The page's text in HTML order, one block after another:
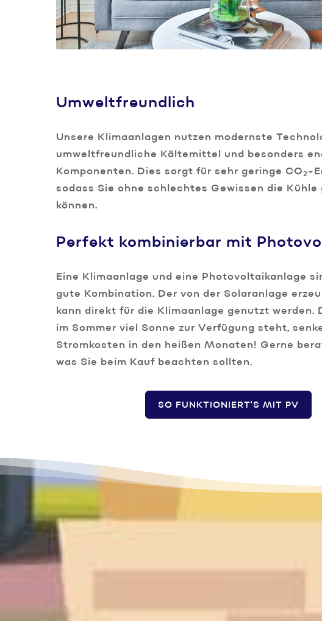
Umweltfreundlich
Unsere Klimaanlagen nutzen modernste
umweltfreundliche Kältemittel und besonders
Komponenten. Dies sorgt für sehr geringe CO2-
sodass Sie ohne schlechtes Gewissen die Kühle
können.
Perfekt kombinierbar mit
Eine Klimaanlage und eine Photovoltaikanlage
gute Kombination. Der von der Solaranlage
kann direkt für die Klimaanlage genutzt werden.
im Sommer viel Sonne zur Verfügung steht,
Stromkosten in den heißen Monaten! Gerne
was Sie beim Kauf beachten sollten.
SO FUNKTIONIERT'S MIT PV